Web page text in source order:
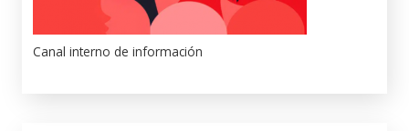
Canal interno de información